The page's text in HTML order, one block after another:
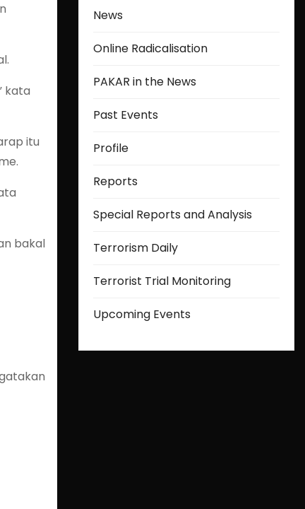
kata
itu
bakal
News
Online Radicalisation
PAKAR in the News
Past Events
Profile
Reports
Special Reports and Analysis
Terrorism Daily
Terrorist Trial Monitoring
Upcoming Events